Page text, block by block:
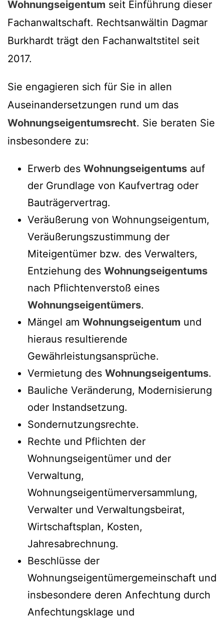
Wohnungseigentum seit Einführung dieser
Fachanwaltschaft. Rechtsanwältin Dagmar
Burkhardt trägt den Fachanwaltstitel seit
2017.
Sie engagieren sich für Sie in allen
Auseinandersetzungen rund um das
Wohnungseigentumsrecht. Sie beraten Sie
insbesondere zu:
Erwerb des Wohnungseigentums auf
der Grundlage von Kaufvertrag oder
Bauträgervertrag.
Veräußerung von Wohnungseigentum,
Veräußerungszustimmung der
Miteigentümer bzw. des Verwalters,
Entziehung des Wohnungseigentums
nach Pflichtenverstoß eines
Wohnungseigentümers.
Mängel am Wohnungseigentum und
hieraus resultierende
Gewährleistungsansprüche.
Vermietung des Wohnungseigentums.
Bauliche Veränderung, Modernisierung
oder Instandsetzung.
Sondernutzungsrechte.
Rechte und Pflichten der
Wohnungseigentümer und der
Verwaltung,
Wohnungseigentümerversammlung,
Verwalter und Verwaltungsbeirat,
Wirtschaftsplan, Kosten,
Jahresabrechnung.
Beschlüsse der
Wohnungseigentümergemeinschaft und
insbesondere deren Anfechtung durch
Anfechtungsklage und